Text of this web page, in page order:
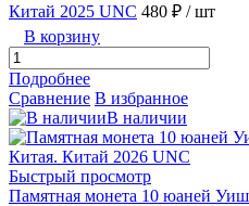
Китай 2025 UNC 480 ₽ / шт
В корзину
Подробнее
Сравнение В избранное
В наличии
Быстрый просмотр
Памятная монета 10 юаней